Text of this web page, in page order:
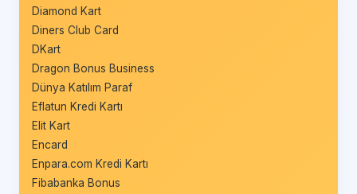
Diamond Kart
Diners Club Card
DKart
Dragon Bonus Business
Dünya Katılım Paraf
Eflatun Kredi Kartı
Elit Kart
Encard
Enpara.com Kredi Kartı
Fibabanka Bonus